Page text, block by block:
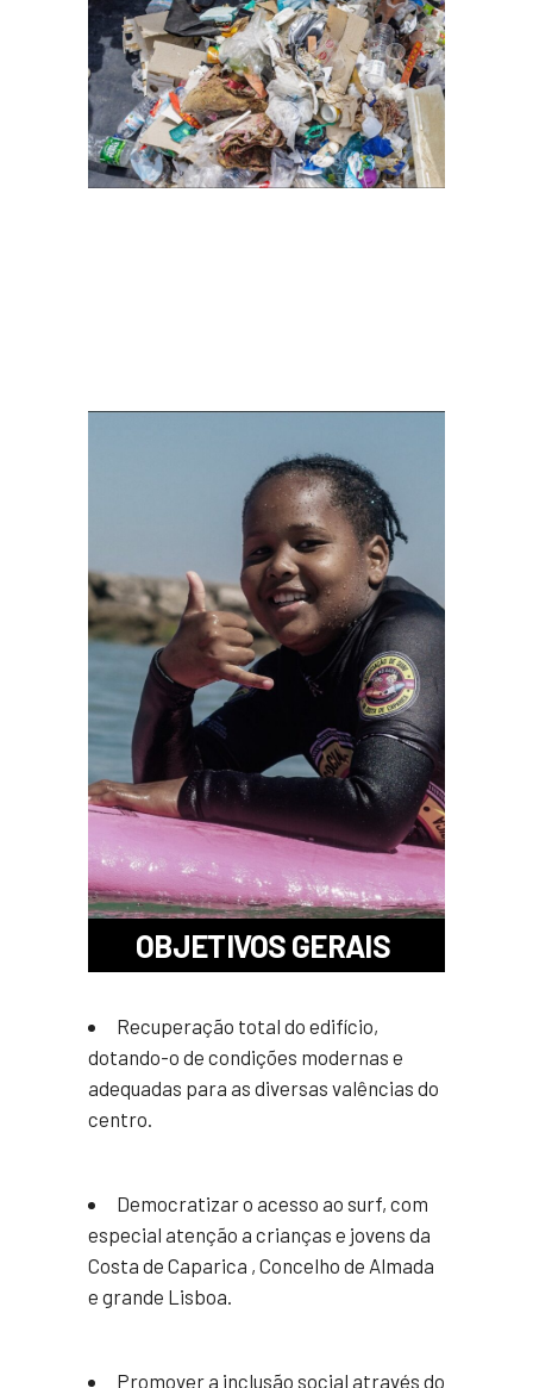
OBJETIVOS GERAIS
Recuperação total do edifício,
dotando-o de condições modernas e
adequadas para as diversas valências do
centro.
Democratizar o acesso ao surf, com
especial atenção a crianças e jovens da
Costa de Caparica , Concelho de Almada
e grande Lisboa.
Promover a inclusão social através do